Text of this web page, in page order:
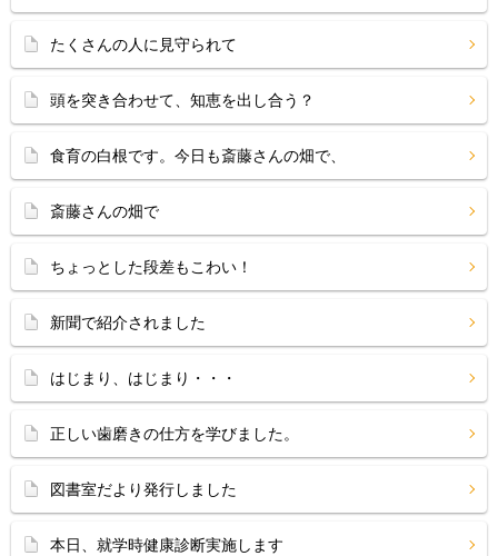
たくさんの人に見守られて
頭を突き合わせて、知恵を出し合う？
食育の白根です。今日も斎藤さんの畑で、
斎藤さんの畑で
ちょっとした段差もこわい！
新聞で紹介されました
はじまり、はじまり・・・
正しい歯磨きの仕方を学びました。
図書室だより発行しました
本日、就学時健康診断実施します